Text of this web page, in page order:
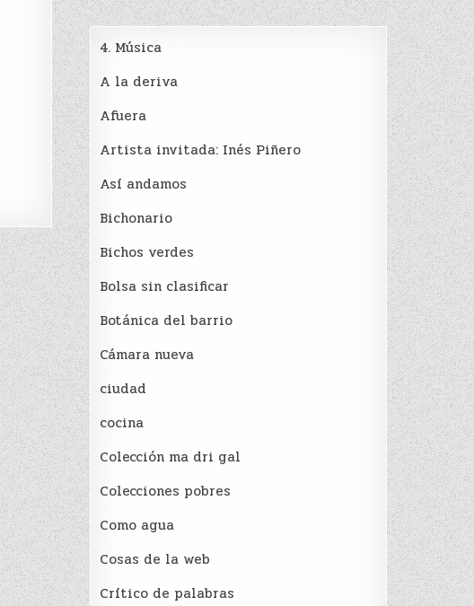
4. Música
A la deriva
Afuera
Artista invitada: Inés Piñero
Así andamos
Bichonario
Bichos verdes
Bolsa sin clasificar
Botánica del barrio
Cámara nueva
ciudad
cocina
Colección ma dri gal
Colecciones pobres
Como agua
Cosas de la web
Crítico de palabras